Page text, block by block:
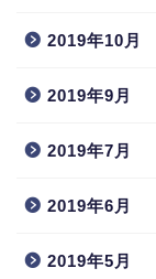
2019年10月
2019年9月
2019年7月
2019年6月
2019年5月